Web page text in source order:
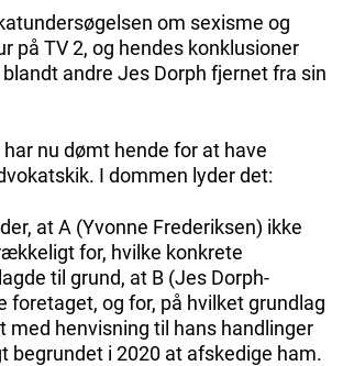
om sexisme og
på TV 2, og hendes konklusioner
andre Jes Dorph fjernet fra sin
nu dømt hende for at have
I dommen lyder det:
at A (Yvonne Frederiksen) ikke
for, hvilke konkrete
til grund, at B (Jes Dorph-
foretaget, og for, på hvilket grundlag
med henvisning til hans handlinger
begrundet i 2020 at afskedige ham.